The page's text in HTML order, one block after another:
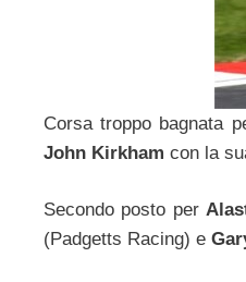
Corsa troppo bagnata
John Kirkham con la
Secondo posto per
(Padgetts Racing) e